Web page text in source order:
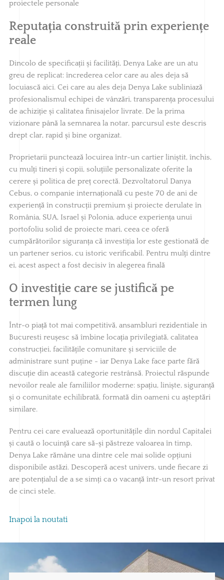
proiectele personale
Reputația construită prin experiențe
reale
Dincolo de specificații și facilități, Denya Lake are un atu
greu de replicat: încrederea celor care au ales deja să
locuiască aici. Cei care au ales deja Denya Lake subliniază
profesionalismul echipei de vânzări, transparența procesului
de achiziție și calitatea finisajelor livrate. De la prima
vizionare până la semnarea la notar, parcursul este descris
drept clar, rapid și bine organizat.
Proprietarii punctează locuirea într-un cartier liniștit, închis,
cu mulți tineri și copii, soluțiile personalizate oferite la
cerere și politica de preț corectă. Dezvoltatorul Danya
Cebus, o companie internațională cu peste 70 de ani de
experiență în construcții premium și proiecte derulate în
România, SUA, Israel și Polonia, aduce experiența unui
portofoliu solid de proiecte mari, ceea ce oferă
cumpărătorilor siguranța că investiția lor este gestionată de
un partener serios, cu istoric verificabil. Pentru mulți dintre
ei, acest aspect a fost decisiv în alegerea finală
O investiție care se justifică pe
termen lung
Într-o piață tot mai competitivă, ansambluri rezidentiale in
Bucuresti reușesc să îmbine locația privilegiată, calitatea
construcției, facilitățile comunitare și serviciile de
administrare sunt puține - iar Denya Lake face parte fără
discuție din această categorie restrânsă. Proiectul răspunde
nevoilor reale ale familiilor moderne: spațiu, liniște, siguranță
și o comunitate echilibrată, formată din oameni cu așteptări
similare.
Pentru cei care evaluează oportunitățile din nordul Capitalei
și caută o locuință care să-și păstreze valoarea în timp,
Denya Lake rămâne una dintre cele mai solide opțiuni
disponibile astăzi. Descoperă acest univers, unde fiecare zi
are potențialul de a se simți ca o vacanță într-un resort privat
de cinci stele.
Inapoi la noutati